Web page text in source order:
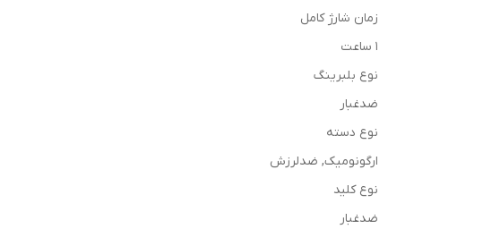
زمان شارژ کامل
1 ساعت
نوع بلبرینگ
ضدغبار
نوع دسته
ارگونومیک, ضدلرزش
نوع کلید
ضدغبار